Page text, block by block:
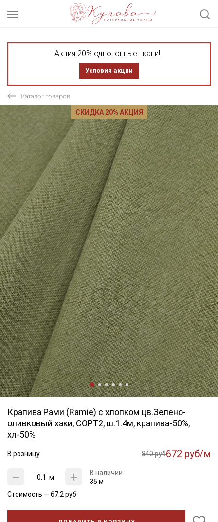
Акция 20% однотонные ткани!
Условия акции
Каталог товаров
СКИДКА 20% АКЦИЯ
Крапива Рами (Ramie) с хлопком цв.Зелено-
оливковый хаки, СОРТ2, ш.1.4м, крапива-50%,
хл-50%
В розницу 840 руб672 руб/м
м
В наличии
35 м
Стоимость — 67.2 руб